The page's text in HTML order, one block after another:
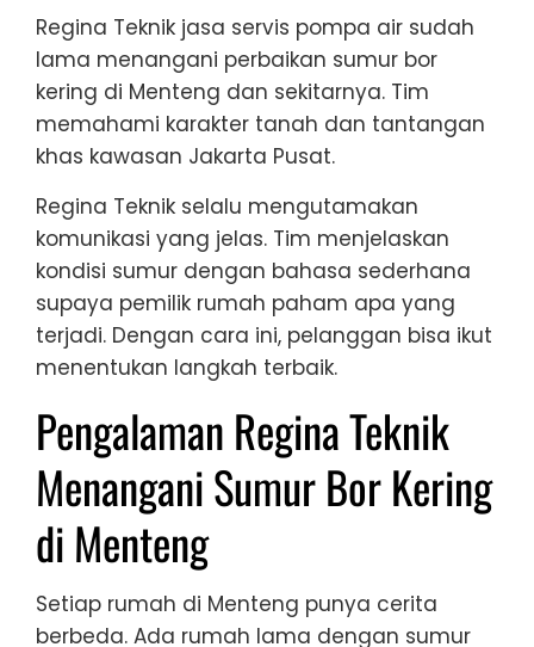
Regina Teknik jasa servis pompa air sudah
lama menangani perbaikan sumur bor
kering di Menteng dan sekitarnya. Tim
memahami karakter tanah dan tantangan
khas kawasan Jakarta Pusat.
Regina Teknik selalu mengutamakan
komunikasi yang jelas. Tim menjelaskan
kondisi sumur dengan bahasa sederhana
supaya pemilik rumah paham apa yang
terjadi. Dengan cara ini, pelanggan bisa ikut
menentukan langkah terbaik.
Pengalaman Regina Teknik
Menangani Sumur Bor Kering
di Menteng
Setiap rumah di Menteng punya cerita
berbeda. Ada rumah lama dengan sumur